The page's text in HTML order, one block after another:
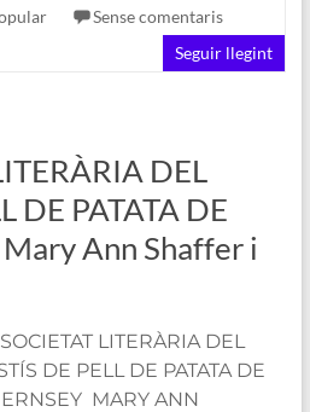
Sense comentaris
Seguir llegint
DEL
DE PATATA DE
Ann Shaffer i
LITERÀRIA DEL
DE PELL DE PATATA DE
MARY ANN